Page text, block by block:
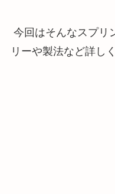
今回はそんなスプリ
リーや製法など詳し